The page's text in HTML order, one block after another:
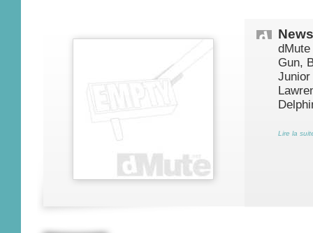
Gun,
Junior
Lire la